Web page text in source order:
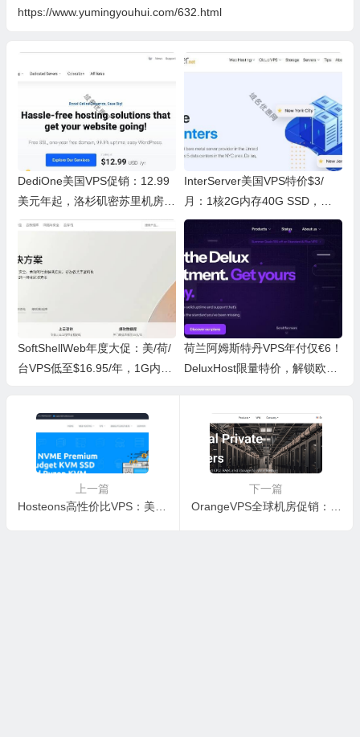
https://www.yumingyouhui.com/632.html
DediOne美国VPS促销：12.99
美元年起，洛杉矶密苏里机房可
选
InterServer美国VPS特价$3/
月：1核2G内存40G SSD，洛
杉矶等数据中心可选
SoftShellWeb年度大促：美/荷/
台VPS低至$16.95/年，1G内存
荷兰阿姆斯特丹VPS年付仅€6！
DeluxHost限量特价，解锁欧洲
上一篇
下一篇